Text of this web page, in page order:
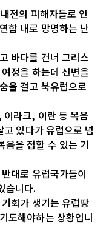
전의 피해자들로 인
합 내로 망명하는 난
바다를 건너 그리스
정을 하는데 신변을
을 걸고 북유럽으로
라크, 이란 등 복음
있다가 유럽으로 넘
음을 접할 수 있는 기
대로 유럽국가들이
습니다.
회가 생기는 유럽땅
도해야하는 상황입니